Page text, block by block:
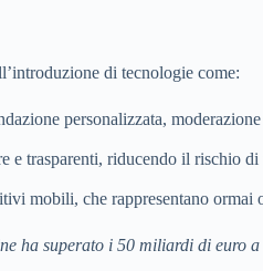
di tecnologie come:
personalizzata,
e trasparenti, riducendo il rischio
mobili, che rappresentano ormai
ha superato i 50 miliardi di euro